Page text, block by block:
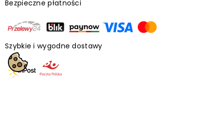
Bezpieczne płatności
Szybkie i wygodne dostawy